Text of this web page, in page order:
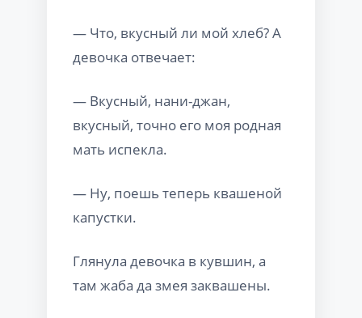
— Что, вкусный ли мой хлеб? А
девочка отвечает:
— Вкусный, нани-джан,
вкусный, точно его моя родная
мать испекла.
— Ну, поешь теперь квашеной
капустки.
Глянула девочка в кувшин, а
там жаба да змея заквашены.